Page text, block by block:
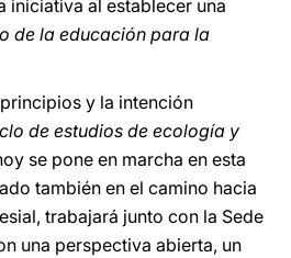
iniciativa al establecer una
de la educación para la
y la intención
de estudios de ecología y
se pone en marcha en esta
también en el camino hacia
trabajará junto con la Sede
una perspectiva abierta, un